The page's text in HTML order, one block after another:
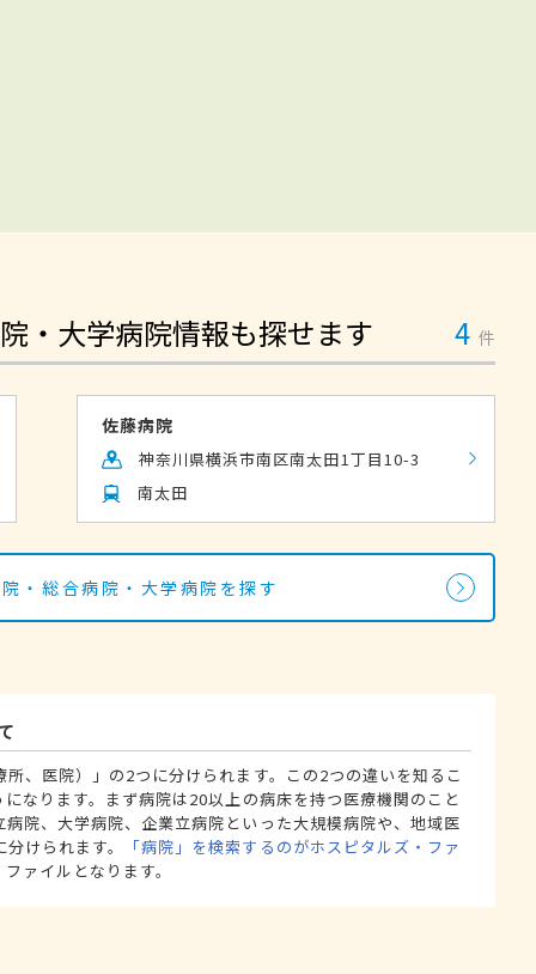
・大学病院情報も探せます 4 件
佐藤病院
神奈川県横浜市南区南太田1丁目10-3
南太田
・総合病院・大学病院を探す
、医院）」の2つに分けられます。この2つの違いを知るこ
なります。まず病院は20以上の病床を持つ医療機関のこと
院、大学病院、企業立病院といった大規模病院や、地域医
けられます。
「病院」を検索するのがホスピタルズ・ファ
ァイルとなります。